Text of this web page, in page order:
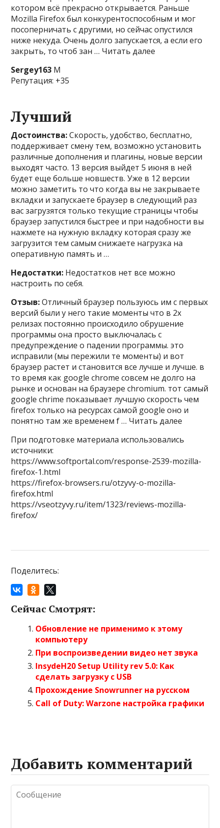
котором всё прекрасно открывается. Раньше
Mozilla Firefox был конкурентоспособным и мог
посоперничать с другими, но сейчас опустился
ниже некуда. Очень долго запускается, а если его
закрыть, то чтоб зан … Читать далее
Sergey163 М
Репутация: +35
Лучший
Достоинства:Скорость, удобство, бесплатно,
поддерживает смену тем, возможно установить
различные дополнения и плагины, новые версии
выходят часто. 13 версия выйдет 5 июня в ней
будет еще больше новшеств. Уже в 12 версии
можно заметить то что когда вы не закрываете
вкладки и запускаете браузер в следующий раз
вас загрузятся только текущие страницы чтобы
браузер запустился быстрее и при надобности вы
нажмете на нужную вкладку которая сразу же
загрузится тем самым снижаете нагрузка на
оперативную память и …
Недостатки: Недостатков нет все можно
настроить по себя.
Отзыв:Отличный браузер пользуюсь им с первых
версий были у него такие моменты что в 2х
релизах постоянно происходило обрушение
программы она просто выключалась с
предупреждение о падении программы. это
исправили (мы пережили те моменты) и вот
браузер растет и становится все лучше и лучше. в
то время как google chrome совсем не долго на
рынке и основан на браузере chromium. тот самый
google chrime показывает лучшую скорость чем
firefox только на ресурсах самой google оно и
понятно там же временем f … Читать далее
При подготовке материала использовались
источники:
https://www.softportal.com/response-2539-mozilla-
firefox-1.html
https://firefox-browsers.ru/otzyvy-o-mozilla-
firefox.html
https://vseotzyvy.ru/item/1323/reviews-mozilla-
firefox/
Поделитесь:
Сейчас Смотрят:
Обновление не применимо к этому
компьютеру
При воспроизведении видео нет звука
InsydeH20 Setup Utility rev 5.0: Как
сделать загрузку с USB
Прохождение Snowrunner на русском
Call of Duty: Warzone настройка графики
Добавить комментарий